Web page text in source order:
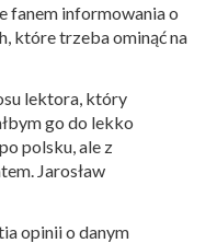
fanem informowania o
które trzeba ominąć na
lektora, który
go do lekko
polsku, ale z
Jarosław
opinii o danym